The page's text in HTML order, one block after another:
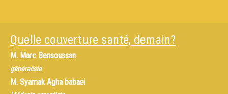
Quelle couverture santé, demain?
M. Marc Bensoussan
généraliste
M. Syamak Agha babaei